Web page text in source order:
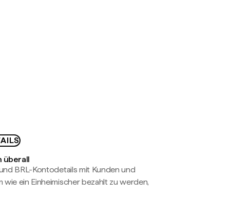
überall
und BRL-Kontodetails mit Kunden und
wie ein Einheimischer bezahlt zu werden,